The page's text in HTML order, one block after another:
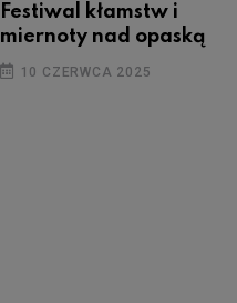
Festiwal kłamstw i
miernoty nad opaską
10 CZERWCA 2025